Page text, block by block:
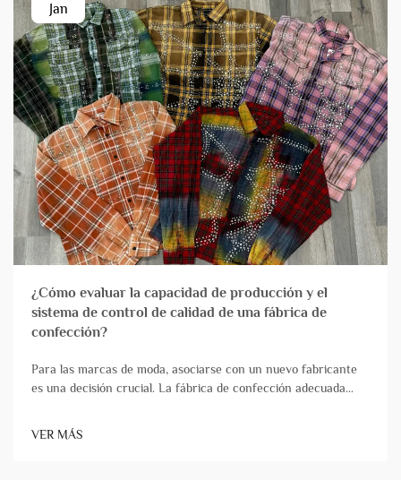
Jan
¿Cómo evaluar la capacidad de producción y el
sistema de control de calidad de una fábrica de
confección?
Para las marcas de moda, asociarse con un nuevo fabricante
es una decisión crucial. La fábrica de confección adecuada
transformando de forma fiable los diseños en productos de
alta calidad que llegan puntualmente. Por el contrario, ch...
VER MÁS